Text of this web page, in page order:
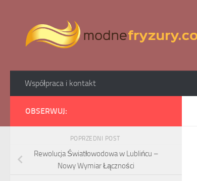
Współpraca i kontakt
OBSERWUJ:
POPRZEDNI POST
Rewolucja Światłowodowa w Lublińcu –
Nowy Wymiar Łączności